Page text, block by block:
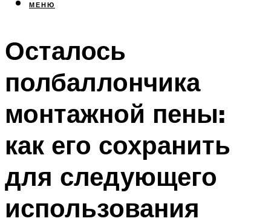
МЕНЮ
Осталось
полбаллончика
монтажной пены:
как его сохранить
для следующего
использования